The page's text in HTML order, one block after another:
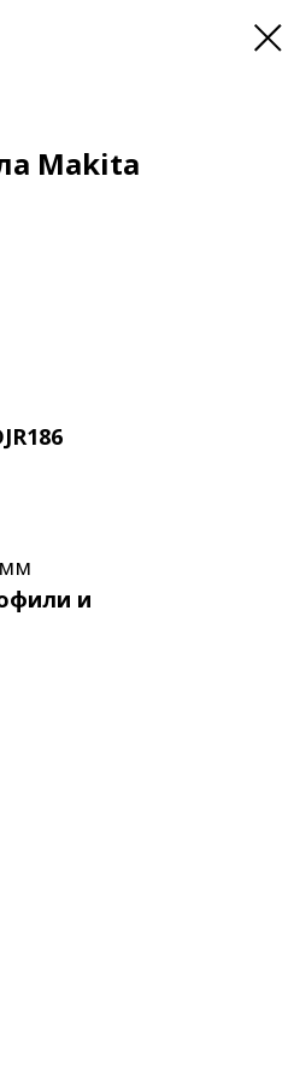
Makita
и